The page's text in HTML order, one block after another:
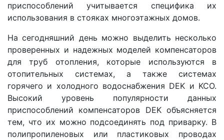
приспособлений учитывается специфика их
использования в стояках многоэтажных домов.
На сегодняшний день можно выделить несколько
проверенных и надежных моделей компенсаторов
для труб отопления, которые используются в
отопительных системах, а также системах
горячего и холодного водоснабжения DEK и KCO.
Высокий уровень популярности данных
приспособлений компенсаторов DEK объясняется
тем, что их можно подсоединять под приварку. В
полипропиленовых или пластиковых проводах